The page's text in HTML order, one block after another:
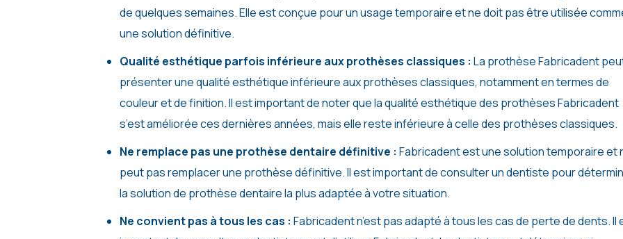
de quelques semaines. Elle est conçue pour un usage temporaire et ne doit pas être utilisée
une solution définitive.
Qualité esthétique parfois inférieure aux prothèses classiques : La prothèse Fabricadent
présenter une qualité esthétique inférieure aux prothèses classiques, notamment en termes de
couleur et de finition. Il est important de noter que la qualité esthétique des prothèses Fabricadent
s’est améliorée ces dernières années, mais elle reste inférieure à celle des prothèses classiques.
Ne remplace pas une prothèse dentaire définitive : Fabricadent est une solution temporaire et
peut pas remplacer une prothèse définitive. Il est important de consulter un dentiste pour
la solution de prothèse dentaire la plus adaptée à votre situation.
Ne convient pas à tous les cas : Fabricadent n’est pas adapté à tous les cas de perte de dents. Il